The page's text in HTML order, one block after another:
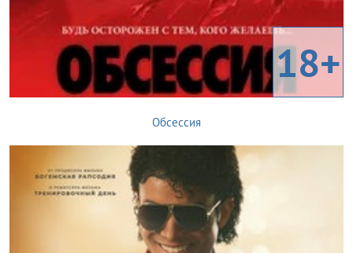
18+
Обсессия